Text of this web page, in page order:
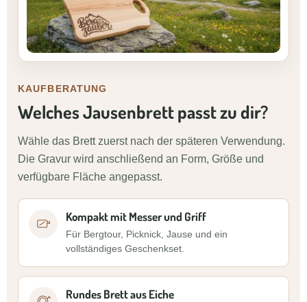
KAUFBERATUNG
Welches Jausenbrett passt zu dir?
Wähle das Brett zuerst nach der späteren Verwendung.
Die Gravur wird anschließend an Form, Größe und
verfügbare Fläche angepasst.
Kompakt mit Messer und Griff
Für Bergtour, Picknick, Jause und ein
vollständiges Geschenkset.
Rundes Brett aus Eiche